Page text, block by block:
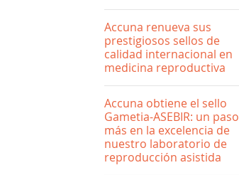
Accuna renueva sus
prestigiosos sellos de
calidad internacional en
medicina reproductiva
Accuna obtiene el sello
Gametia-ASEBIR: un paso
más en la excelencia de
nuestro laboratorio de
reproducción asistida